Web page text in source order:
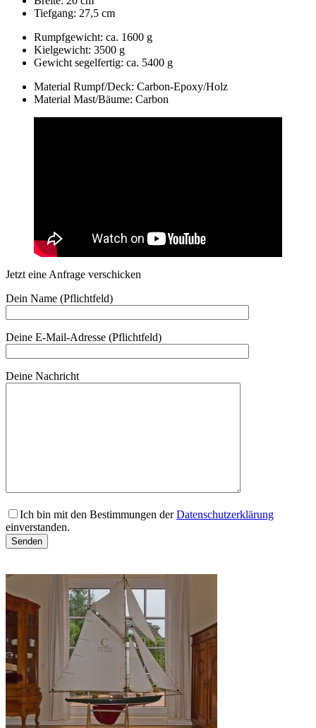
Tiefgang: 27,5 cm
Rumpfgewicht: ca. 1600 g
Kielgewicht: 3500 g
Gewicht segelfertig: ca. 5400 g
Material Rumpf/Deck: Carbon-Epoxy/Holz
Material Mast/Bäume: Carbon
Jetzt eine Anfrage verschicken
Dein Name (Pflichtfeld)
Deine E-Mail-Adresse (Pflichtfeld)
Deine Nachricht
Ich bin mit den Bestimmungen derDatenschutzerklärung
einverstanden.